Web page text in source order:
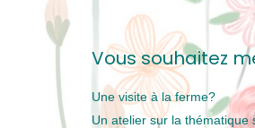
options
peuvent
être
sur
Vous souhaitez
Une visite à la ferme?
Un atelier sur la thématique